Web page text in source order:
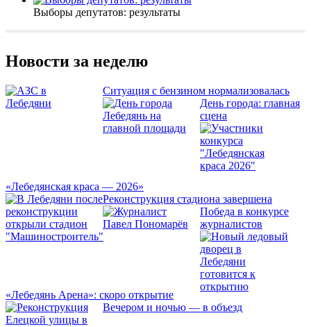
Выборы депутатов: результаты
Новости за неделю
Ситуация с бензином нормализовалась
День города: главная
сцена
«Лебедянская краса — 2026»
Реконструкция стадиона завершена
Победа в конкурсе
журналистов
«Лебедянь Арена»: скоро открытие
Вечером и ночью — в объезд